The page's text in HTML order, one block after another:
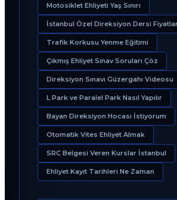
Motosiklet Ehliyeti Yaş Sınırı
İstanbul Özel Direksiyon Dersi
Trafik Korkusu Yenme Eğitimi
Çıkmış Ehliyet Sınav Soruları Çöz
Direksiyon Sınavı Güzergahı Videosu
L Park ve Paralel Park Nasıl Yapılır
Bayan Direksiyon Hocası İstiyorum
Otomatik Vites Ehliyet Almak
SRC Belgesi Veren Kurslar İstanbul
Ehliyet Kayıt Tarihleri Ne Zaman